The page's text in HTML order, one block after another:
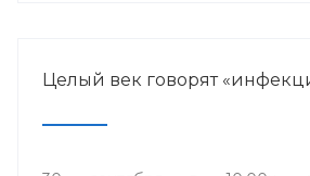
Целый век говорят